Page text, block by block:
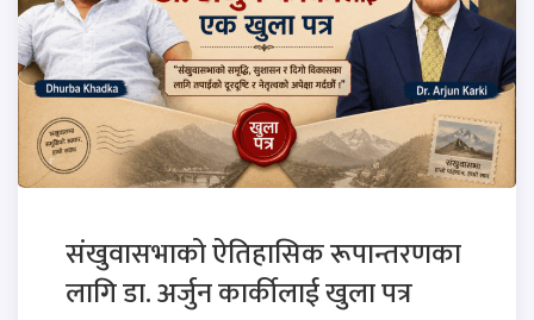
संखुवासभाको ऐतिहासिक रूपान्तरणका
लागि डा. अर्जुन कार्कीलाई खुला पत्र